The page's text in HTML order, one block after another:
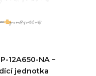
12A650-NA –
jednotka